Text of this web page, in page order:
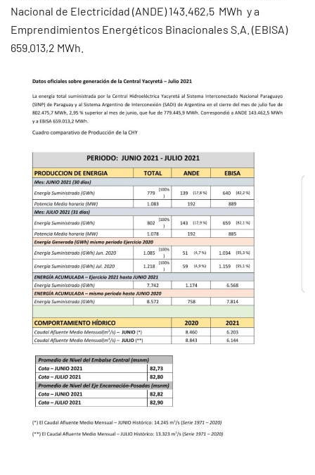
Nacional de Electricidad (ANDE) 143.462,5 MWh y a
Emprendimientos Energéticos Binacionales S.A. (EBISA)
659.013,2 MWh.